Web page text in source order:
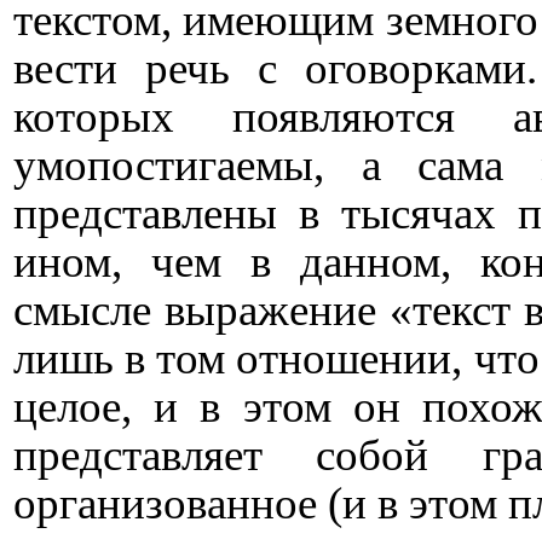
текстом, имеющим
вести речь с
которых появляются
умопостигаемы, а сама
представлены в тысячах
ином, чем в данном,
смысле выражение «текст
лишь в том отношении, что
целое, и в этом он
представляет собой
организованное (и в этом